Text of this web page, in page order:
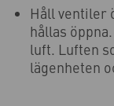
Håll ventiler
hållas
luft. Luften
lägenheten